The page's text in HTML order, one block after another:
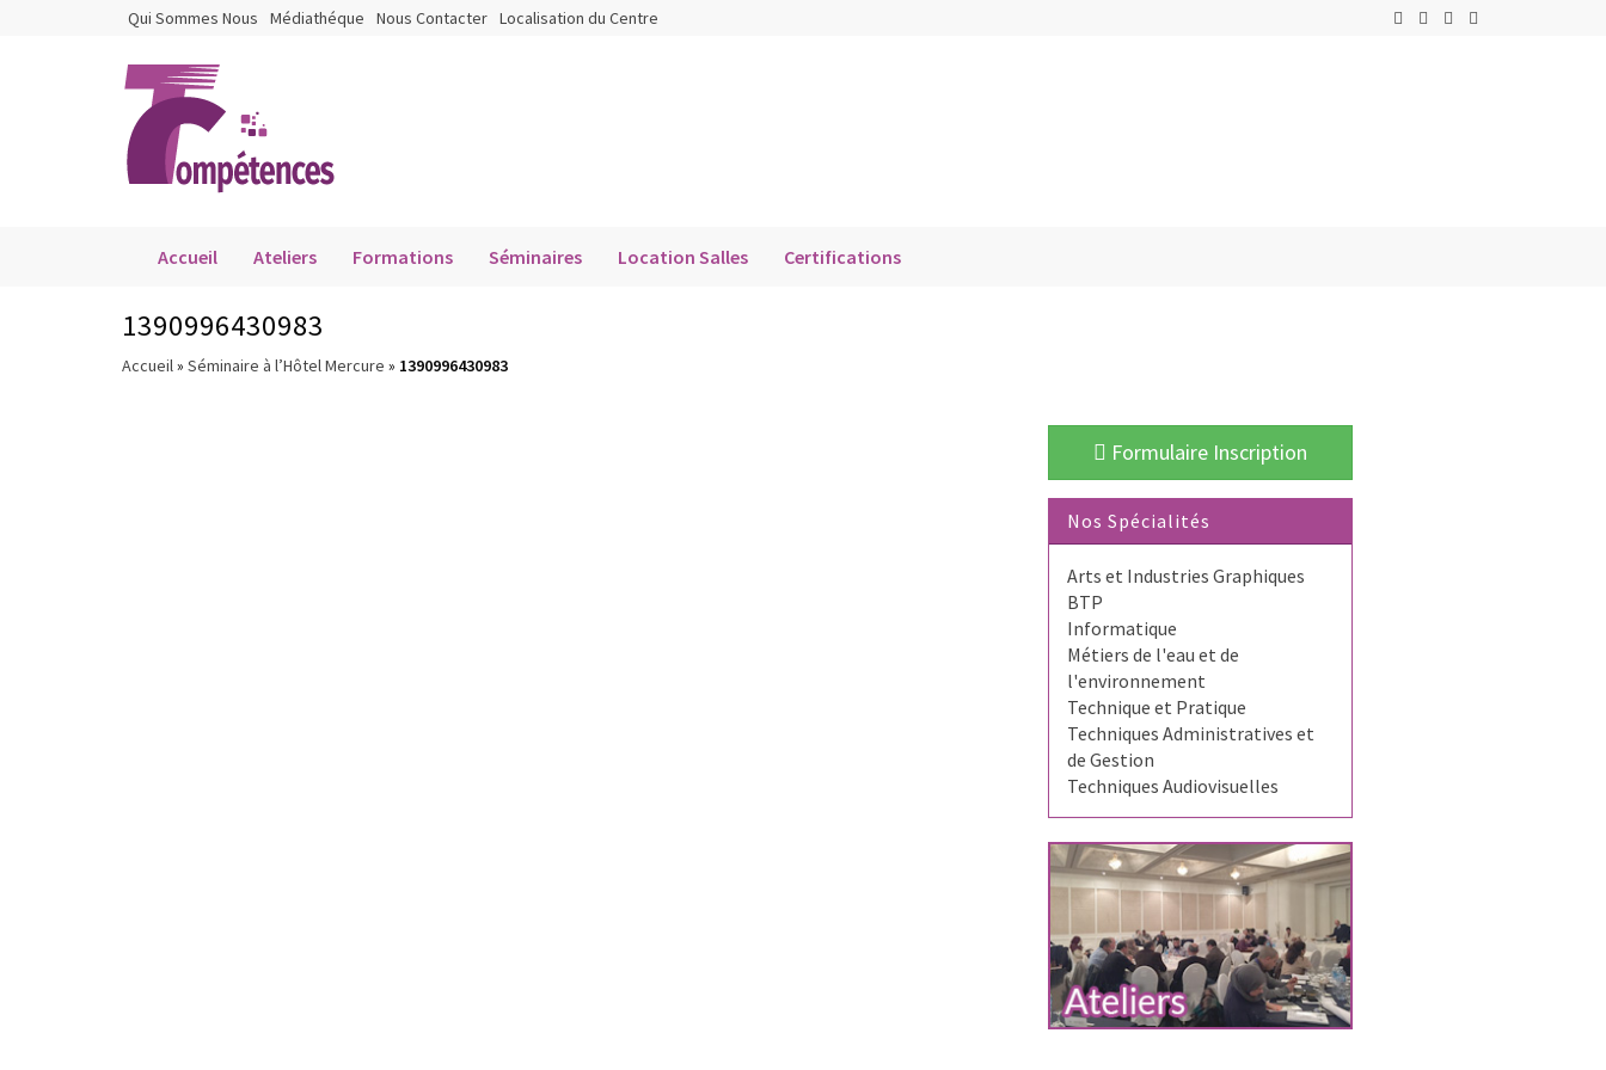
Qui Sommes Nous Médiathéque Nous Contacter Localisation du Centre
Accueil Ateliers Formations Séminaires Location Salles Certifications
1390996430983
Accueil» Séminaire à l’Hôtel Mercure » 1390996430983
Formulaire Inscription
Nos Spécialités
Arts et Industries Graphiques
BTP
Informatique
Métiers de l'eau et de
l'environnement
Technique et Pratique
Techniques Administratives et
de Gestion
Techniques Audiovisuelles